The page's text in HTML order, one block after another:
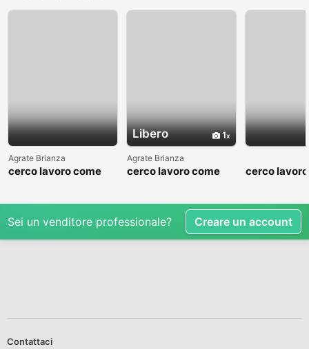
Agrate Brianza
cerco lavoro come
Libero 1
Agrate Brianza
cerco lavoro come
cerco
Sei un venditore professionale? Creare un account
Contattaci